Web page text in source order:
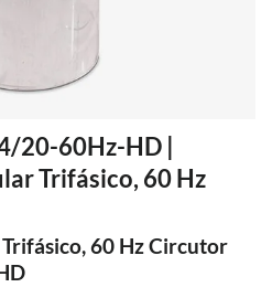
20-60Hz-HD |
Trifásico, 60 Hz
60 Hz Circutor